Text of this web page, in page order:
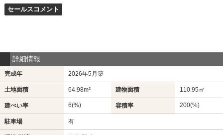
セールスコメント
詳細情報
完成年 2026年5月築
土地面積 64.98m² 建物面積 110.95㎡
建ぺい率 6(%) 容積率 200(%)
駐車場 有